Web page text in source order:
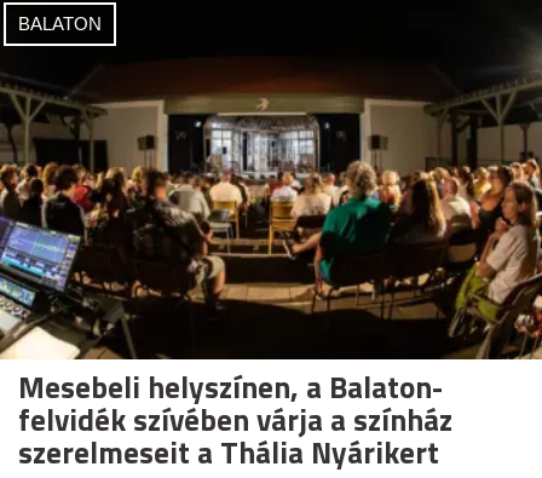
BALATON
Mesebeli helyszínen, a Balaton-
felvidék szívében várja a színház
szerelmeseit a Thália Nyárikert